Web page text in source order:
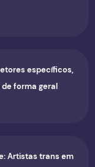
específicos,
forma geral
Artistas trans em